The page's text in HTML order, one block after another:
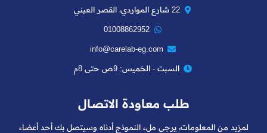
22 شارع المواردي، القصر العيني
01008862952
info@carelab-eg.com
السبت - الخميس: 9ص حتى 8م
طلب معاودة الاتصال
لمزيد من المعلومات، يرجى ملء النموذج أدناه وسيتصل بك أحد أعضاء